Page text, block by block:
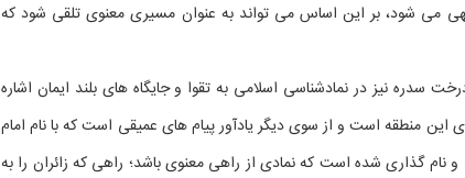
می شود، بر این اساس می تواند به عنوان مسیری معنوی تلقی شود که
نیز در نمادشناسی اسلامی به تقوا و جایگاه های بلند ایمان اشاره
این منطقه است و از سوی دیگر یادآور پیام های عمیقی است که با نام امام
گذاری شده است که نمادی از راهی معنوی باشد؛ راهی که زائران را به